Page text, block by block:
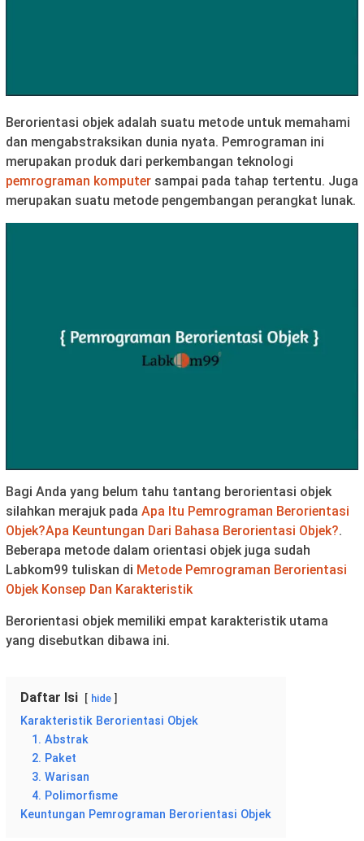
Berorientasi objek adalah suatu metode untuk memahami
dan mengabstraksikan dunia nyata. Pemrograman ini
merupakan produk dari perkembangan teknologi
pemrograman komputer sampai pada tahap tertentu. Juga
merupakan suatu metode pengembangan perangkat lunak.
Bagi Anda yang belum tahu tantang berorientasi objek
silahkan merajuk pada Apa Itu Pemrograman Berorientasi
Objek?Apa Keuntungan Dari Bahasa Berorientasi Objek?.
Beberapa metode dalam orientasi objek juga sudah
Labkom99 tuliskan di Metode Pemrograman Berorientasi
Objek Konsep Dan Karakteristik
Berorientasi objek memiliki empat karakteristik utama
yang disebutkan dibawa ini.
Daftar Isi hide
Karakteristik Berorientasi Objek
1. Abstrak
2. Paket
3. Warisan
4. Polimorfisme
Keuntungan Pemrograman Berorientasi Objek